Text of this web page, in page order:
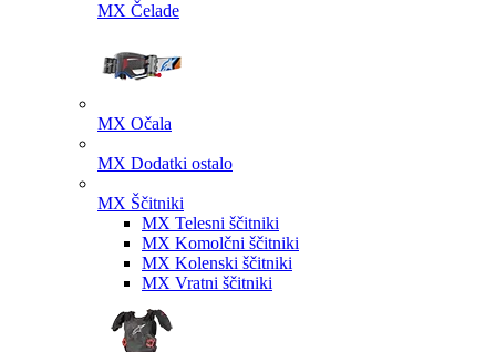
MX Čelade
MX Očala
MX Dodatki ostalo
MX Ščitniki
MX Telesni ščitniki
MX Komolčni ščitniki
MX Kolenski ščitniki
MX Vratni ščitniki